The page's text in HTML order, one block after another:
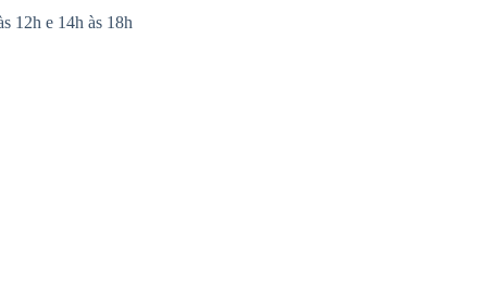
12h e 14h às 18h